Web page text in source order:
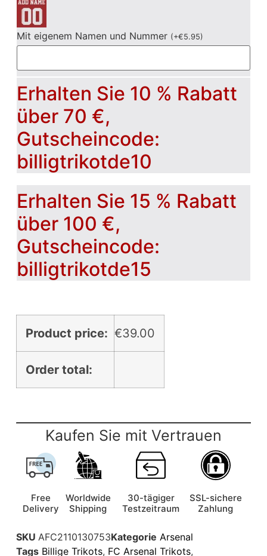
Mit eigenem Namen und Nummer (+€5.95)
Erhalten Sie 10 % Rabatt
über 70 €,
Gutscheincode:
billigtrikotde10
Erhalten Sie 15 % Rabatt
über 100 €,
Gutscheincode:
billigtrikotde15
Product price: €39.00
Order total:
Kaufen Sie mit Vertrauen
Free
Delivery
Worldwide
Shipping
30-tägiger
Testzeitraum
SSL-sichere
Zahlung
SKU AFC2110130753Kategorie Arsenal
Tags Billige Trikots, FC Arsenal Trikots,